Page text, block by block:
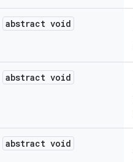
abstract void
abstract void
abstract void